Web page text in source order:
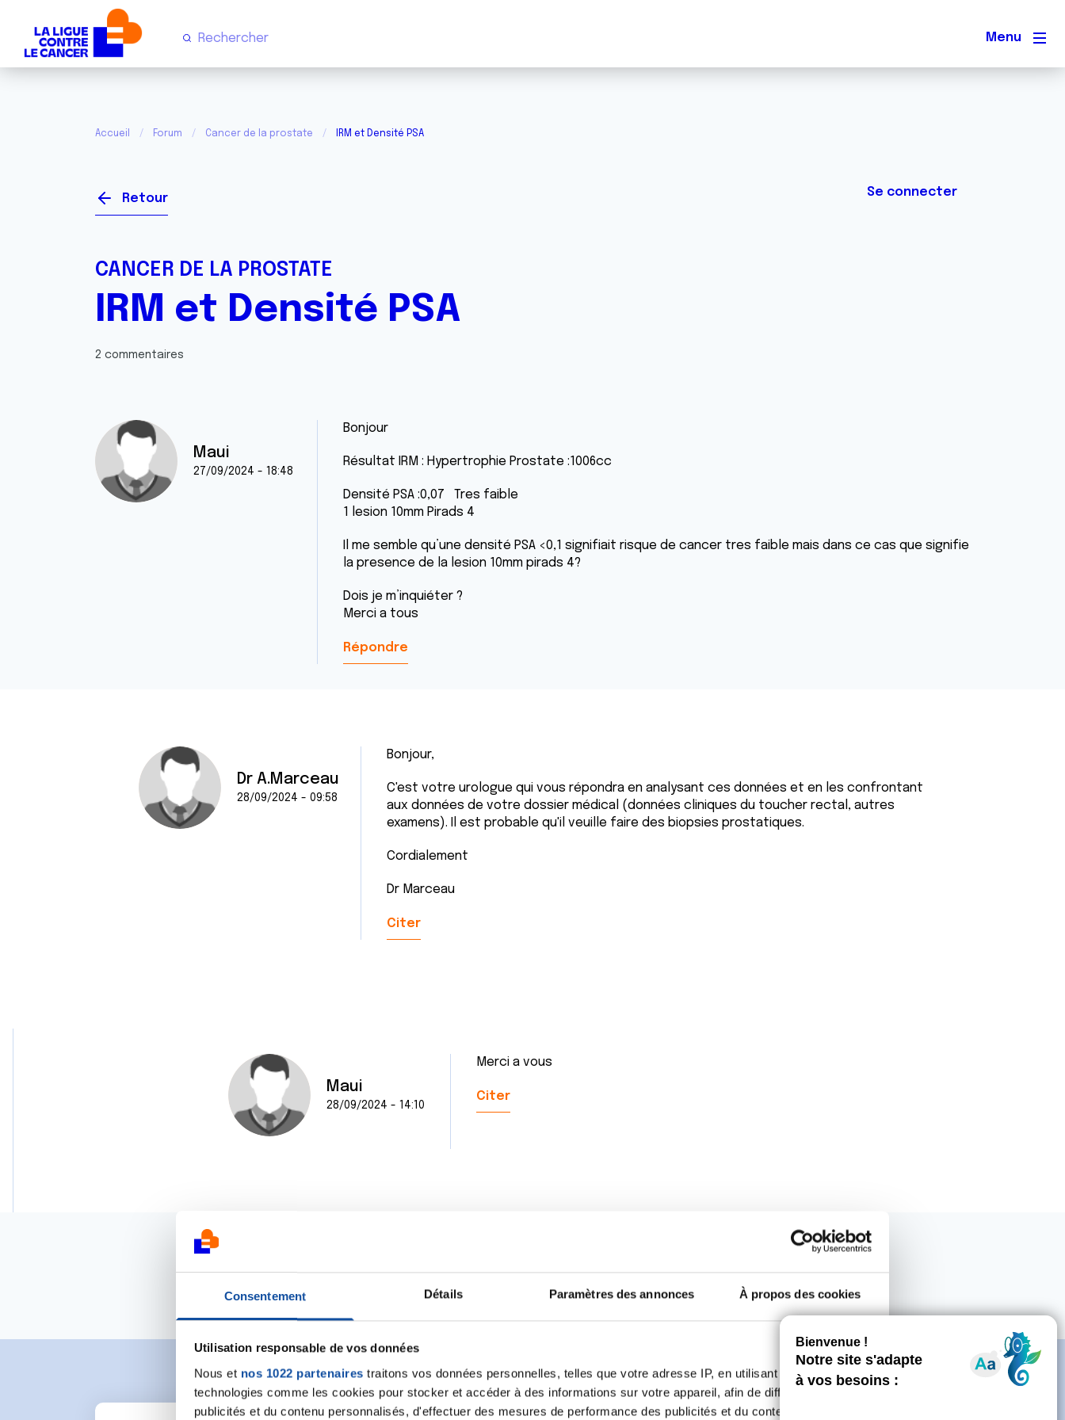
Consentement Détails Paramètres des annonces À propos des cookies
Utilisation responsable de vos données
Nous et nos 1022 partenaires traitons vos données personnelles, telles que votre adresse IP, en utilisant des
technologies comme les cookies pour stocker et accéder à des informations sur votre appareil, afin de diffuser des
publicités et du contenu personnalisés, d'effectuer des mesures de performance des publicités et du contenu, ainsi que de
Menu
Accueil Forum Cancer de la prostate IRM et Densité PSA
Retour Se connecter
CANCER DE LA PROSTATE
IRM et Densité PSA
2 commentaires
Maui
27/09/2024 - 18:48
Bonjour
Résultat IRM : Hypertrophie Prostate :1006cc
Densité PSA :0,07 Tres faible
1 lesion 10mm Pirads 4
Il me semble qu’une densité PSA <0,1 signifiait risque de cancer tres faible mais dans ce cas que signifie
la presence de la lesion 10mm pirads 4?
Dois je m’inquiéter ?
Merci a tous
Répondre
Dr A.Marceau
28/09/2024 - 09:58
Bonjour,
C'est votre urologue qui vous répondra en analysant ces données et en les confrontant
aux données de votre dossier médical (données cliniques du toucher rectal, autres
examens). Il est probable qu'il veuille faire des biopsies prostatiques.
Cordialement
Dr Marceau
Citer
Maui
28/09/2024 - 14:10
Merci a vous
Citer